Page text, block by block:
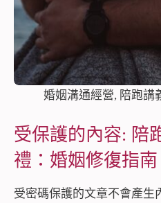
婚姻溝通經營, 陪跑講
受保護的內容: 陪
禮：婚姻修復指南
受密碼保護的文章不會產生